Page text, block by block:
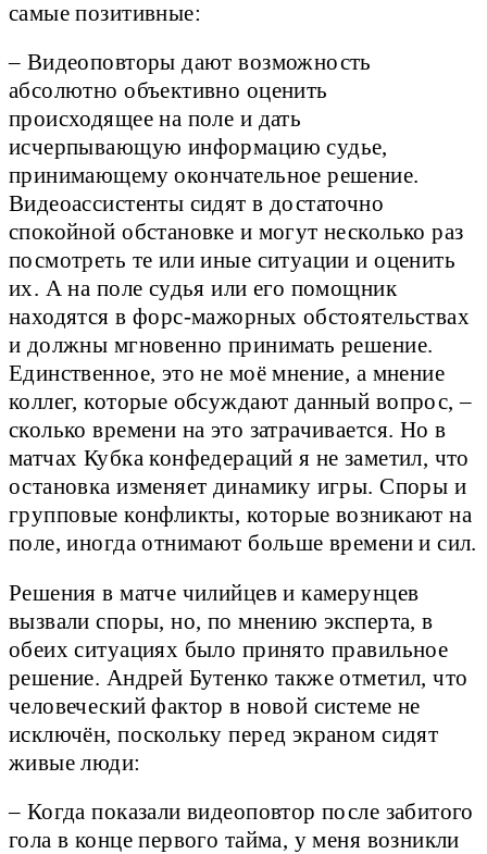
самые позитивные:
– Видеоповторы дают возможность
абсолютно объективно оценить
происходящее на поле и дать
исчерпывающую информацию судье,
принимающему окончательное решение.
Видеоассистенты сидят в достаточно
спокойной обстановке и могут несколько раз
посмотреть те или иные ситуации и оценить
их. А на поле судья или его помощник
находятся в форс-мажорных обстоятельствах
и должны мгновенно принимать решение.
Единственное, это не моё мнение, а мнение
коллег, которые обсуждают данный вопрос, –
сколько времени на это затрачивается. Но в
матчах Кубка конфедераций я не заметил, что
остановка изменяет динамику игры. Споры и
групповые конфликты, которые возникают на
поле, иногда отнимают больше времени и сил.
Решения в матче чилийцев и камерунцев
вызвали споры, но, по мнению эксперта, в
обеих ситуациях было принято правильное
решение. Андрей Бутенко также отметил, что
человеческий фактор в новой системе не
исключён, поскольку перед экраном сидят
живые люди:
– Когда показали видеоповтор после забитого
гола в конце первого тайма, у меня возникли